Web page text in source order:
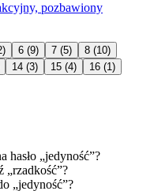
pozbawiony
6 (9) 7 (5) 8 (10)
14 (3) 15 (4) 16 (1)
hasło „jedyność”?
„rzadkość”?
„jedyność”?